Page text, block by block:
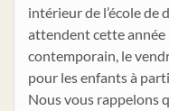
intérieur de l’école de
attendent cette année
contemporain, le
pour les enfants à
Nous vous rappelons